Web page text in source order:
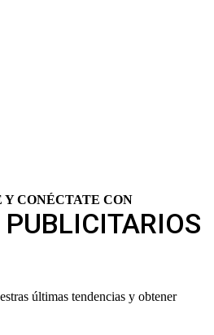
Y CONÉCTATE CON
últimas tendencias y obtener